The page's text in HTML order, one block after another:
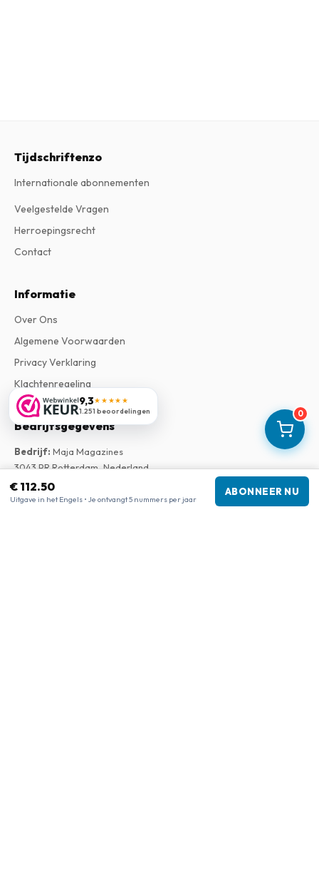
0
€ 112.50
Uitgave in het Engels • Je ontvangt 5 nummers per jaar
ABONNEER NU
9,3★★★★★
1.251 beoordelingen
Tijdschriftenzo
Internationale abonnementen
Veelgestelde Vragen
Herroepingsrecht
Contact
Informatie
Over Ons
Algemene Voorwaarden
Privacy Verklaring
Klachtenregeling
Bedrijfsgegevens
Bedrijf: Maja Magazines
3043 PR Rotterdam, Nederland
Btw-nummer
Kamer van Koophandel:27300515